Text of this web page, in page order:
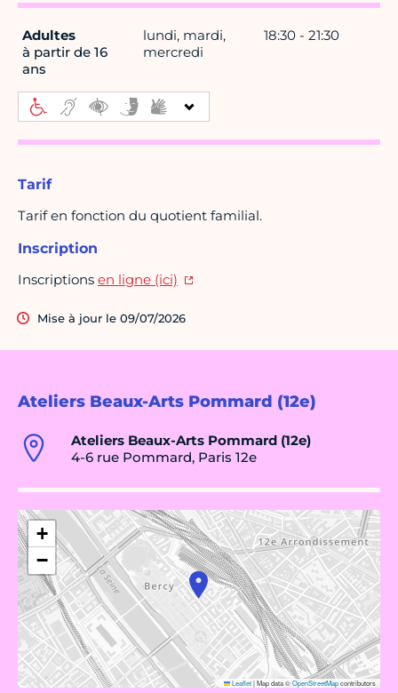
Ateliers Beaux-Arts Pommard (12e)
Ateliers Beaux-Arts Pommard (12e)
4-6 rue Pommard, Paris 12e
+
−
Leaflet|Map data ©OpenStreetMapcontributors
Adultes
à partir de 16
ans
lundi, mardi,
mercredi
18:30 - 21:30
Tarif
Tarif en fonction du quotient familial.
Inscription
Inscriptions en ligne (ici)
Mise à jour le 09/07/2026